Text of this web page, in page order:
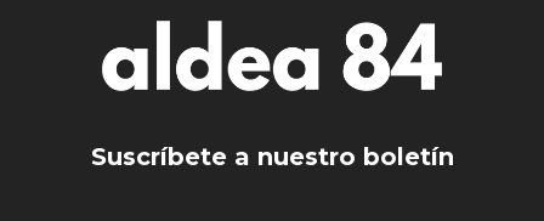
Suscríbete a nuestro boletín